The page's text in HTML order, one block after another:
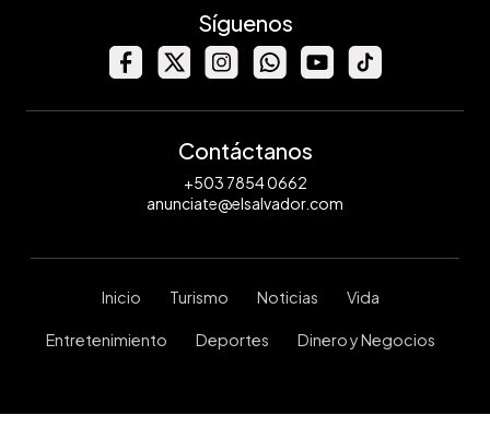
Síguenos
Contáctanos
+503 7854 0662
anunciate@elsalvador.com
Inicio Turismo Noticias Vida
Entretenimiento Deportes Dinero y Negocios